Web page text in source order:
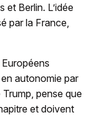
Berlin. L’idée
par la France,
Européens
autonomie par
pense que
et doivent